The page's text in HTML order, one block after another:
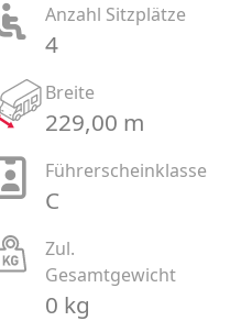
Anzahl Sitzplätze
4
Breite
229,00 m
Führerscheinklasse
C
Zul.
Gesamtgewicht
0 kg